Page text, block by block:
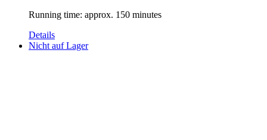
Running time: approx. 150 minutes
Details
Nicht auf Lager